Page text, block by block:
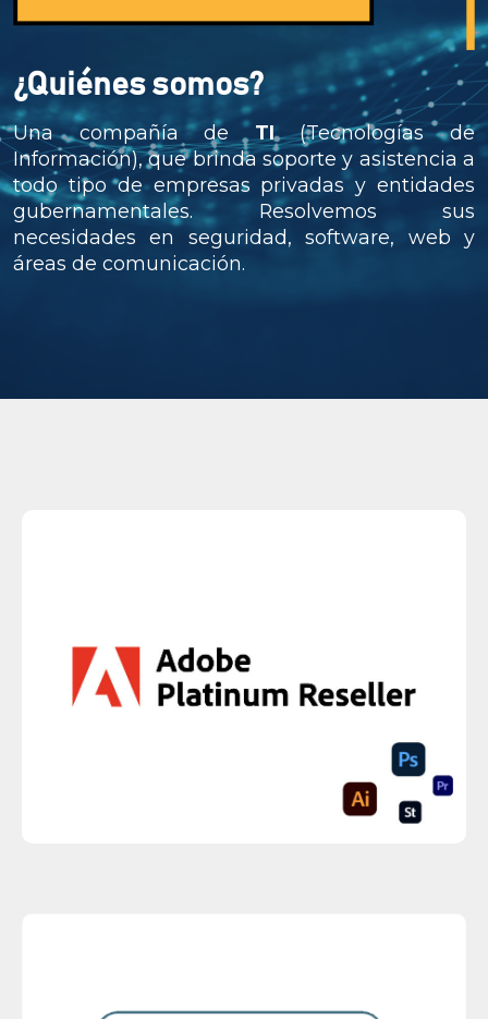
¿Quiénes somos?
Una compañía de TI(Tecnologías de
Información), que brinda soporte y asistencia a
todo tipo de empresas privadas y entidades
gubernamentales. Resolvemos sus
necesidades en seguridad, software, web y
áreas de comunicación.